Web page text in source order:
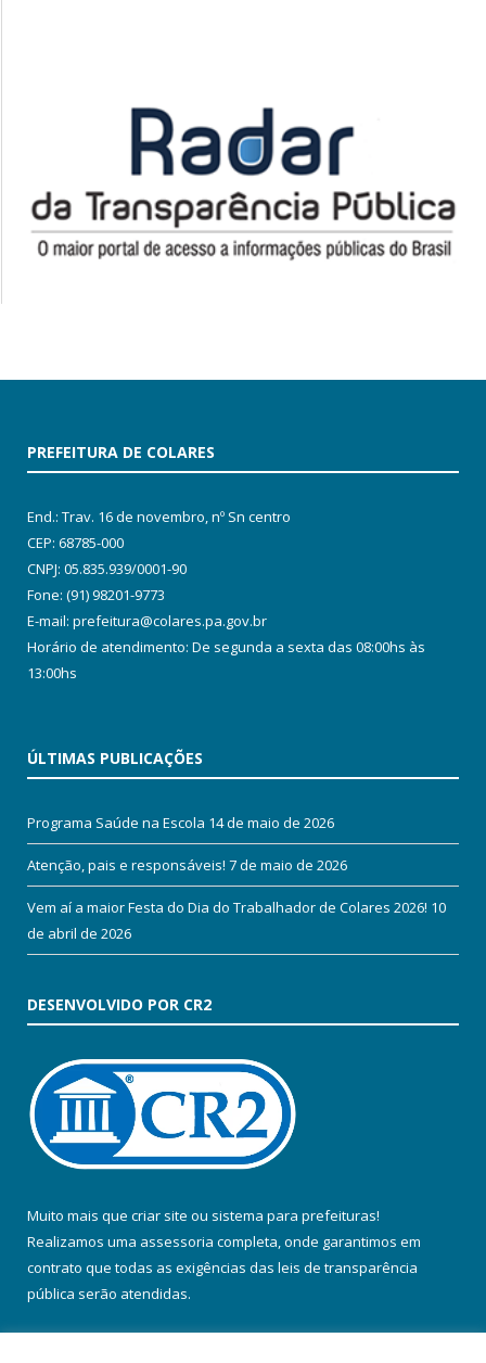
PREFEITURA DE COLARES
End.: Trav. 16 de novembro, nº Sn centro
CEP: 68785-000
CNPJ: 05.835.939/0001-90
Fone: (91) 98201-9773
E-mail: prefeitura@colares.pa.gov.br
Horário de atendimento: De segunda a sexta das 08:00hs às
13:00hs
ÚLTIMAS PUBLICAÇÕES
Programa Saúde na Escola 14 de maio de 2026
Atenção, pais e responsáveis! 7 de maio de 2026
Vem aí a maior Festa do Dia do Trabalhador de Colares 2026! 10
de abril de 2026
DESENVOLVIDO POR CR2
Muito mais que criar site ou sistema para prefeituras!
Realizamos uma assessoria completa, onde garantimos em
contrato que todas as exigências das leis de transparência
pública serão atendidas.